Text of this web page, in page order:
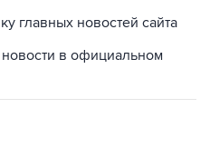
главных новостей сайта
в официальном